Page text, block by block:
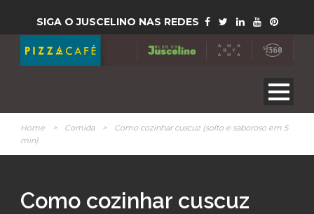
SIGA O JUSCELINO NAS REDES
Home > Comida >
Como cozinhar cuscuz (solto e saboroso em 5
min)
Como cozinhar cuscuz